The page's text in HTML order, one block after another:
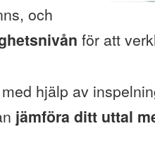
och
för att
hjälp av
jämföra ditt uttal